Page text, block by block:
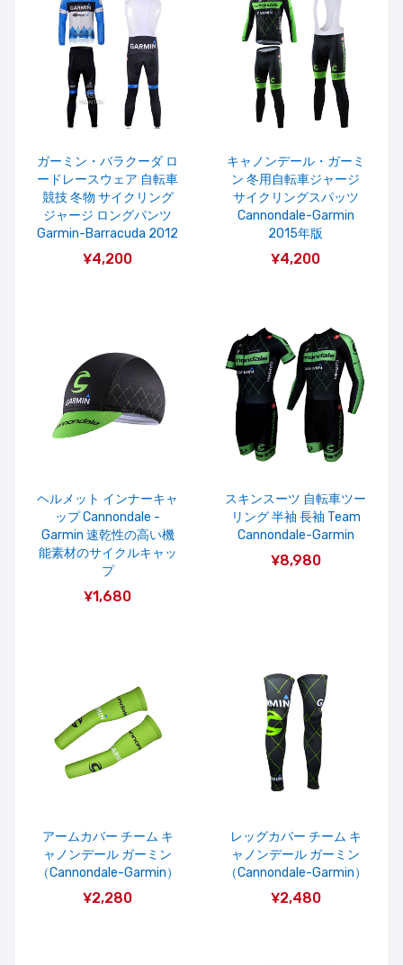
ガーミン・バラクーダ ロ
ードレースウェア 自転車
競技 冬物 サイクリング
ジャージ ロングパンツ
Garmin-Barracuda 2012
¥4,200
キャノンデール・ガーミ
ン 冬用自転車ジャージ
サイクリングスパッツ
Cannondale-Garmin
2015年版
¥4,200
ヘルメット インナーキャ
ップ Cannondale -
Garmin 速乾性の高い機
能素材のサイクルキャッ
プ
¥1,680
スキンスーツ 自転車ツー
リング 半袖 長袖 Team
Cannondale-Garmin
¥8,980
アームカバー チーム キ
ャノンデール ガーミン
（Cannondale-Garmin）
¥2,280
レッグカバー チーム キ
ャノンデール ガーミン
（Cannondale-Garmin）
¥2,480